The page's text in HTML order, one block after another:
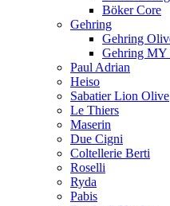
Böker Core
Gehring
Gehring
Gehring MY
Paul Adrian
Heiso
Sabatier Lion Olive
Le Thiers
Maserin
Due Cigni
Coltellerie Berti
Roselli
Ryda
Pabis